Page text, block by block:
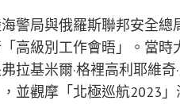
警局與俄羅斯聯邦安全
高級別工作會晤」。當
拉基米爾·格裡高利耶維
並觀摩「北極巡航2023